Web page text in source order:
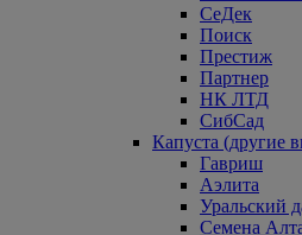
СеДек
Поиск
Престиж
Партнер
НК ЛТД
СибСад
Капуста (другие
Гавриш
Аэлита
Уральский
Семена